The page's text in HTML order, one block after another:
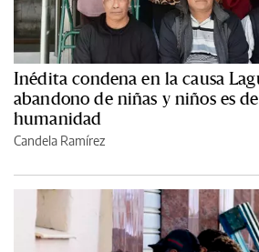
Inédita condena en la causa
abandono de niñas y niños es
humanidad
Candela Ramírez